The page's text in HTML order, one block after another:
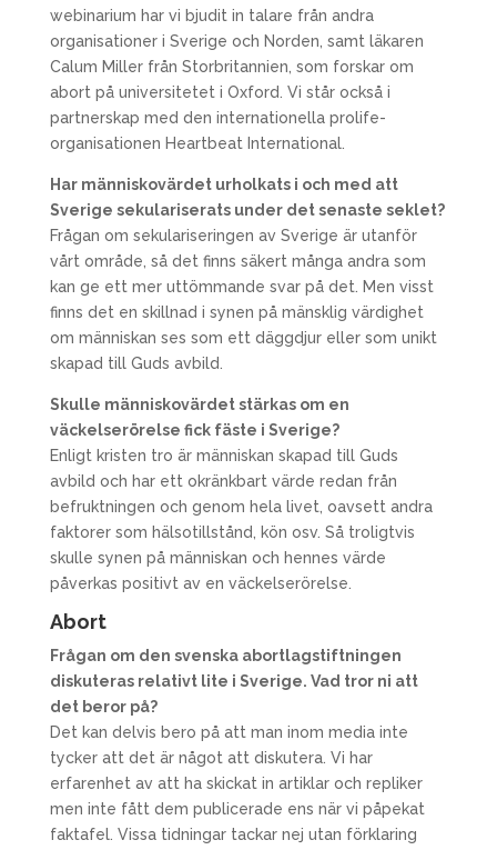
webinarium har vi bjudit in talare från andra
organisationer i Sverige och Norden, samt läkaren
Calum Miller från Storbritannien, som forskar om
abort på universitetet i Oxford. Vi står också i
partnerskap med den internationella prolife-
organisationen Heartbeat International.
Har människovärdet urholkats i och med att
Sverige sekulariserats under det senaste seklet?
Frågan om sekulariseringen av Sverige är utanför
vårt område, så det finns säkert många andra som
kan ge ett mer uttömmande svar på det. Men visst
finns det en skillnad i synen på mänsklig värdighet
om människan ses som ett däggdjur eller som unikt
skapad till Guds avbild.
Skulle människovärdet stärkas om en
väckelserörelse fick fäste i Sverige?
Enligt kristen tro är människan skapad till Guds
avbild och har ett okränkbart värde redan från
befruktningen och genom hela livet, oavsett andra
faktorer som hälsotillstånd, kön osv. Så troligtvis
skulle synen på människan och hennes värde
påverkas positivt av en väckelserörelse.
Abort
Frågan om den svenska abortlagstiftningen
diskuteras relativt lite i Sverige. Vad tror ni att
det beror på?
Det kan delvis bero på att man inom media inte
tycker att det är något att diskutera. Vi har
erfarenhet av att ha skickat in artiklar och repliker
men inte fått dem publicerade ens när vi påpekat
faktafel. Vissa tidningar tackar nej utan förklaring